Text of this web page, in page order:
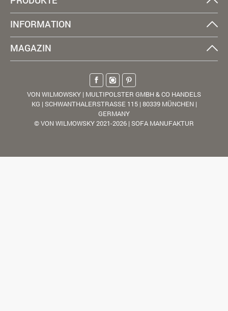
INFORMATION
MAGAZIN
VON WILMOWSKY | MULTIPOLSTER GMBH & CO HANDELS
KG | SCHWANTHALERSTRASSE 115 | 80339 MÜNCHEN |
GERMANY
© VON WILMOWSKY 2021-2026 | SOFA MANUFAKTUR